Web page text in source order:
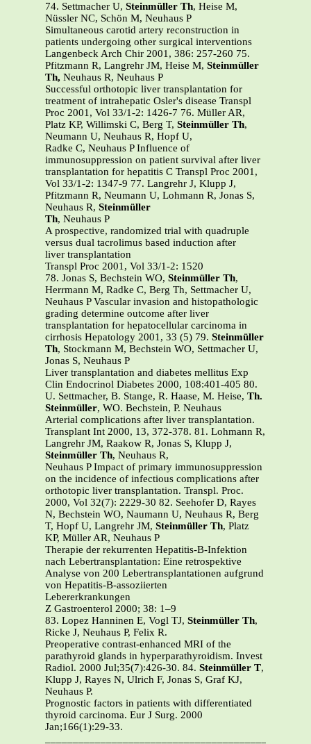
74. Settmacher U, Steinmüller Th, Heise M,
Nüssler NC, Schön M, Neuhaus P
Simultaneous carotid artery reconstruction in
patients undergoing other surgical interventions
Langenbeck Arch Chir 2001, 386: 257-260 75.
Pfitzmann R, Langrehr JM, Heise M, Steinmüller
Th, Neuhaus R, Neuhaus P
Successful orthotopic liver transplantation for
treatment of intrahepatic Osler's disease Transpl
Proc 2001, Vol 33/1-2: 1426-7 76. Müller AR,
Platz KP, Willimski C, Berg T, Steinmüller Th,
Neumann U, Neuhaus R, Hopf U,
Radke C, Neuhaus P Influence of
immunosuppression on patient survival after liver
transplantation for hepatitis C Transpl Proc 2001,
Vol 33/1-2: 1347-9 77. Langrehr J, Klupp J,
Pfitzmann R, Neumann U, Lohmann R, Jonas S,
Neuhaus R, Steinmüller
Th, Neuhaus P
A prospective, randomized trial with quadruple
versus dual tacrolimus based induction after
liver transplantation
Transpl Proc 2001, Vol 33/1-2: 1520
78. Jonas S, Bechstein WO, Steinmüller Th,
Herrmann M, Radke C, Berg Th, Settmacher U,
Neuhaus P Vascular invasion and histopathologic
grading determine outcome after liver
transplantation for hepatocellular carcinoma in
cirrhosis Hepatology 2001, 33 (5) 79. Steinmüller
Th, Stockmann M, Bechstein WO, Settmacher U,
Jonas S, Neuhaus P
Liver transplantation and diabetes mellitus Exp
Clin Endocrinol Diabetes 2000, 108:401-405 80.
U. Settmacher, B. Stange, R. Haase, M. Heise, Th.
Steinmüller, WO. Bechstein, P. Neuhaus
Arterial complications after liver transplantation.
Transplant Int 2000, 13, 372-378. 81. Lohmann R,
Langrehr JM, Raakow R, Jonas S, Klupp J,
Steinmüller Th, Neuhaus R,
Neuhaus P Impact of primary immunosuppression
on the incidence of infectious complications after
orthotopic liver transplantation. Transpl. Proc.
2000, Vol 32(7): 2229-30 82. Seehofer D, Rayes
N, Bechstein WO, Naumann U, Neuhaus R, Berg
T, Hopf U, Langrehr JM, Steinmüller Th, Platz
KP, Müller AR, Neuhaus P
Therapie der rekurrenten Hepatitis-B-Infektion
nach Lebertransplantation: Eine retrospektive
Analyse von 200 Lebertransplantationen aufgrund
von Hepatitis-B-assoziierten
Lebererkrankungen
Z Gastroenterol 2000; 38: 1–9
83. Lopez Hanninen E, Vogl TJ, Steinmüller Th,
Ricke J, Neuhaus P, Felix R.
Preoperative contrast-enhanced MRI of the
parathyroid glands in hyperparathyroidism. Invest
Radiol. 2000 Jul;35(7):426-30. 84. Steinmüller T,
Klupp J, Rayes N, Ulrich F, Jonas S, Graf KJ,
Neuhaus P.
Prognostic factors in patients with differentiated
thyroid carcinoma. Eur J Surg. 2000
Jan;166(1):29-33.